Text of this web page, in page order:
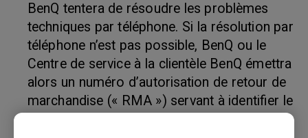
BenQ tentera de résoudre les problèmes
techniques par téléphone. Si la résolution par
téléphone n’est pas possible, BenQ ou le
Centre de service à la clientèle BenQ émettra
alors un numéro d’autorisation de retour de
marchandise (« RMA ») servant à identifier le